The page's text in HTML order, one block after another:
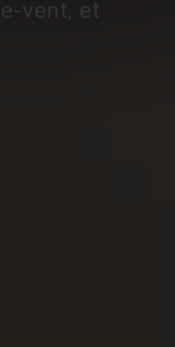
vent, et